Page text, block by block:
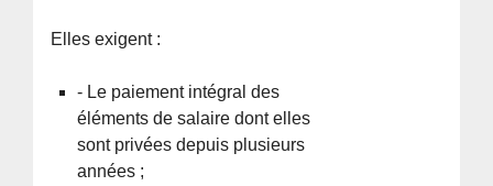
Elles exigent :
- Le paiement intégral des
éléments de salaire dont elles
sont privées depuis plusieurs
années ;